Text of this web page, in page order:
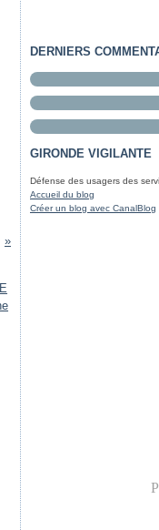
DERNIERS
GIRONDE VIGILANTE
Défense des usagers des
Accueil du blog
Créer un blog avec CanalBlog